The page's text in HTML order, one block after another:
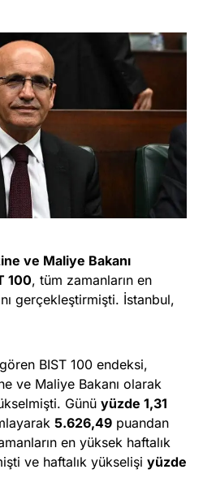
ve Maliye Bakanı
100, tüm zamanların en
gerçekleştirmişti. İstanbul,
BIST 100 endeksi,
ve Maliye Bakanı olarak
Günü yüzde 1,31
5.626,49 puandan
en yüksek haftalık
ve haftalık yükselişi yüzde